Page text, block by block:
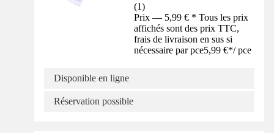
(1)
Prix — 5,99 € * Tous les prix
affichés sont des prix TTC,
frais de livraison en sus si
nécessaire par pce5,99 €*/ pce
Disponible en ligne
Réservation possible